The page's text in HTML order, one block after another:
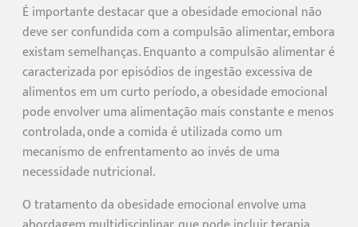
É importante destacar que a obesidade emocional não
deve ser confundida com a compulsão alimentar, embora
existam semelhanças. Enquanto a compulsão alimentar é
caracterizada por episódios de ingestão excessiva de
alimentos em um curto período, a obesidade emocional
pode envolver uma alimentação mais constante e menos
controlada, onde a comida é utilizada como um
mecanismo de enfrentamento ao invés de uma
necessidade nutricional.
O tratamento da obesidade emocional envolve uma